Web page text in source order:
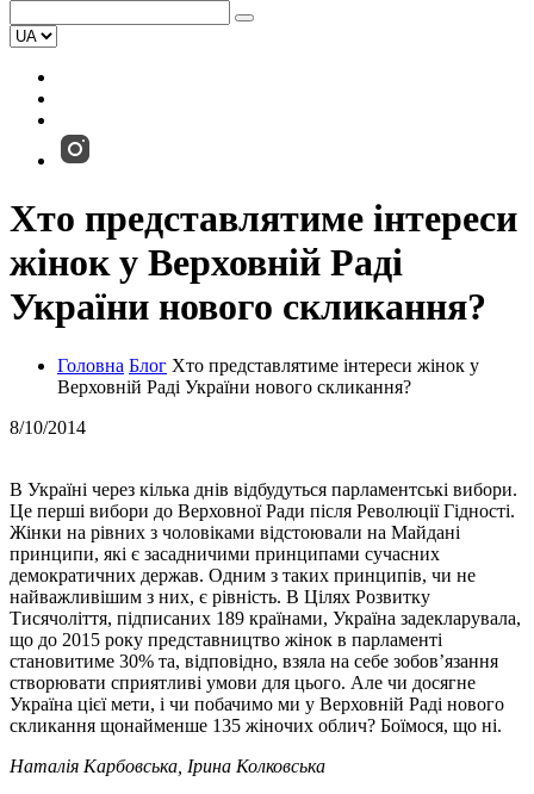
Хто представлятиме інтереси
жінок у Верховній Раді
України нового скликання?
Головна Блог Хто представлятиме інтереси жінок у
Верховній Раді України нового скликання?
8/10/2014
В Україні через кілька днів відбудуться парламентські вибори.
Це перші вибори до Верховної Ради після Революції Гідності.
Жінки на рівних з чоловіками відстоювали на Майдані
принципи, які є засадничими принципами сучасних
демократичних держав. Одним з таких принципів, чи не
найважливішим з них, є рівність. В Цілях Розвитку
Тисячоліття, підписаних 189 країнами, Україна задекларувала,
що до 2015 року представництво жінок в парламенті
становитиме 30% та, відповідно, взяла на себе зобов’язання
створювати сприятливі умови для цього. Але чи досягне
Україна цієї мети, і чи побачимо ми у Верховній Раді нового
скликання щонайменше 135 жіночих облич? Боїмося, що ні.
Наталія Карбовська, Ірина Колковська